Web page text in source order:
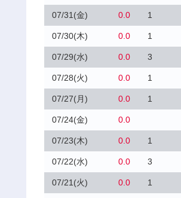
07/31(金) 0.0 1
07/30(木) 0.0 1
07/29(水) 0.0 3
07/28(火) 0.0 1
07/27(月) 0.0 1
07/24(金) 0.0
07/23(木) 0.0 1
07/22(水) 0.0 3
07/21(火) 0.0 1